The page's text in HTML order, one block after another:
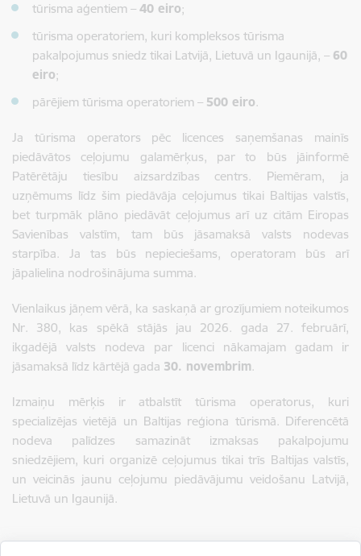
tūrisma aģentiem – 40 eiro;
tūrisma operatoriem, kuri kompleksos tūrisma
pakalpojumus sniedz tikai Latvijā, Lietuvā un Igaunijā, – 60
eiro;
pārējiem tūrisma operatoriem – 500 eiro.
Ja tūrisma operators pēc licences saņemšanas mainīs
piedāvātos ceļojumu galamērķus, par to būs jāinformē
Patērētāju tiesību aizsardzības centrs. Piemēram, ja
uzņēmums līdz šim piedāvāja ceļojumus tikai Baltijas valstīs,
bet turpmāk plāno piedāvāt ceļojumus arī uz citām Eiropas
Savienības valstīm, tam būs jāsamaksā valsts nodevas
starpība. Ja tas būs nepieciešams, operatoram būs arī
jāpalielina nodrošinājuma summa.
Vienlaikus jāņem vērā, ka saskaņā ar grozījumiem noteikumos
Nr. 380, kas spēkā stājās jau 2026. gada 27. februārī,
ikgadējā valsts nodeva par licenci nākamajam gadam ir
jāsamaksā līdz kārtējā gada 30. novembrim.
Izmaiņu mērķis ir atbalstīt tūrisma operatorus, kuri
specializējas vietējā un Baltijas reģiona tūrismā. Diferencētā
nodeva palīdzes samazināt izmaksas pakalpojumu
sniedzējiem, kuri organizē ceļojumus tikai trīs Baltijas valstīs,
un veicinās jaunu ceļojumu piedāvājumu veidošanu Latvijā,
Lietuvā un Igaunijā.